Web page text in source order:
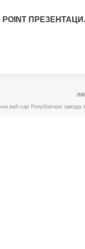
POINT
веб-сајт Републичког